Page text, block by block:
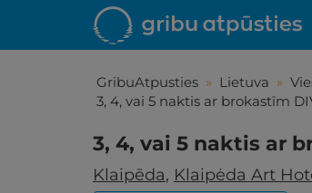
GribuAtpusties » Lietuva »
3, 4, vai 5 naktis ar brokastīm
3, 4, vai 5 naktis ar
Klaipēda, Klaipėda Art